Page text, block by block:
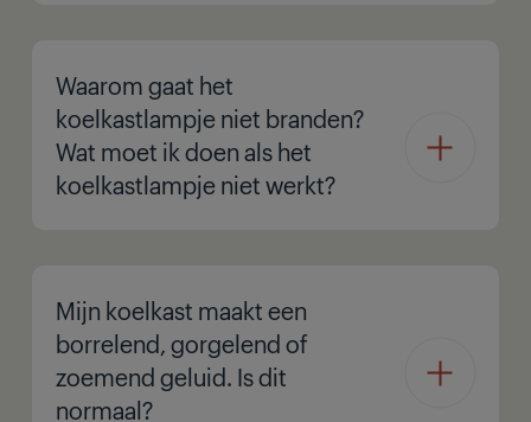
Waarom gaat het
koelkastlampje niet branden?
Wat moet ik doen als het
koelkastlampje niet werkt?
Mijn koelkast maakt een
borrelend, gorgelend of
zoemend geluid. Is dit
normaal?